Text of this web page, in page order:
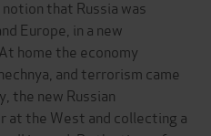
that Russia was
Europe, in a new
home the economy
and terrorism came
the new Russian
at the West and collecting a